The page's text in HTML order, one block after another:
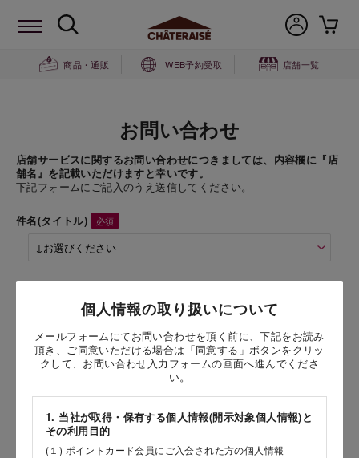
商品・通販 WEB予約受取 店舗一覧
お問い合わせ
店舗サービスに関するお問い合わせにつきましては、内容欄に『店
舗名』を記載いただけますと幸いです。
下記フォームにご記入のうえ送信してください。
個人情報の取り扱いについて
メールフォームにてお問い合わせを頂く前に、下記をお読み
頂き、ご同意いただける場合は「同意する」ボタンをクリッ
クして、お問い合わせ入力フォームの画面へ進んでくださ
い。
1. 当社が取得・保有する個人情報(開示対象個人情報)と
その利用目的
(１) ポイントカード会員にご入会された方の個人情報
件名(タイトル)
フルーツのジュレ マンゴー
お問い合わせ時氏名
［名］
（全角で入力してください）